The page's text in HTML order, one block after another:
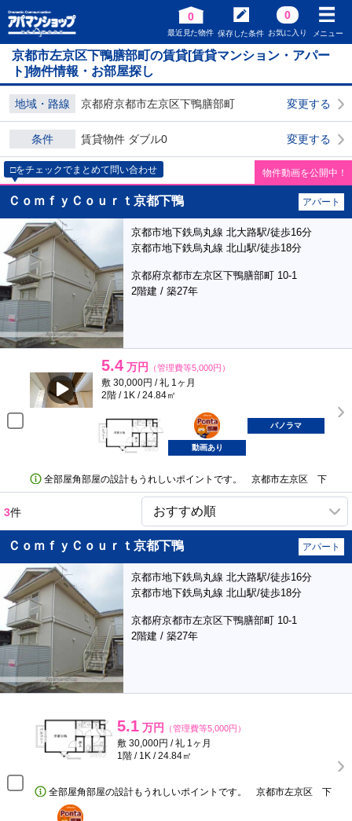
0
最近見た物件 保存した条件
0
お気に入り メニュー
京都市左京区下鴨膳部町の賃貸[賃貸マンション・アパー
ト]物件情報・お部屋探し
地域・路線 京都府京都市左京区下鴨膳部町 変更する
条件 賃貸物件 ダブル0 変更する
□をチェックでまとめて問い合わせ 物件動画を公開中！
ＣｏｍｆｙＣｏｕｒｔ京都下鴨 アパート
京都市地下鉄烏丸線 北大路駅/徒歩16分
京都市地下鉄烏丸線 北山駅/徒歩18分
京都府京都市左京区下鴨膳部町 10-1
2階建 / 築27年
5.4 万円 （管理費等5,000円）
敷 30,000円 / 礼 1ヶ月
2階 / 1K / 24.84㎡
ポンタ
部屋
パノラマ
動画あり
全部屋角部屋の設計もうれしいポイントです。 京都市左京区 下
3件
ＣｏｍｆｙＣｏｕｒｔ京都下鴨 アパート
京都市地下鉄烏丸線 北大路駅/徒歩16分
京都市地下鉄烏丸線 北山駅/徒歩18分
京都府京都市左京区下鴨膳部町 10-1
2階建 / 築27年
5.1 万円 （管理費等5,000円）
敷 30,000円 / 礼 1ヶ月
1階 / 1K / 24.84㎡
全部屋角部屋の設計もうれしいポイントです。 京都市左京区 下
ポンタ
部屋